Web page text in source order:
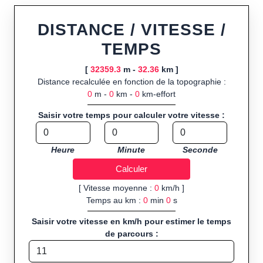
ou import de fichier GPX, calcul instantané de la distance
profil d’élévation avec options de lissage, export en trace GPX,
route GPX, KML (plat ou relief) et TCX, ainsi que calculs
Public cible :strong> sportifs de loisir et compétiteurs
préparant entraînements et parcours, organisateurs
d’événements partageant leurs itinéraires, et utilisateurs de
GPS souhaitant charger leurs trajets à l’avance.
Sports et activités disponibles :Footing (jogging), course à
pied, cyclisme (vélo), VTT, randonnée, roller et équitation.
DISTANCE / VITESSE /
TEMPS
[ 32359.3m - 32.36km ]
Distance recalculée en fonction de la topographie :
0 m - 0 km - 0 km-effort
Saisir votre temps pour calculer votre vitesse :
Heure Minute Seconde
[ Vitesse moyenne : 0 km/h ]
Temps au km : 0min 0s
Saisir votre vitesse en km/h pour estimer le temps
de parcours :